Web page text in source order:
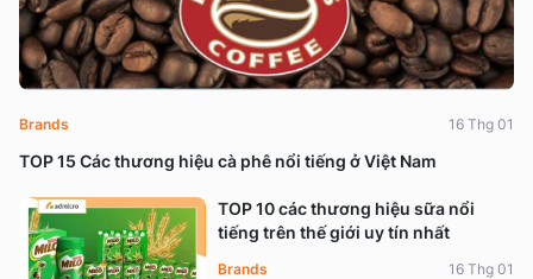
TOP 15 Các thương hiệu cà phê nổi tiếng ở Việt Nam
Brands 16 Thg 01
TOP 10 các thương hiệu sữa nổi
tiếng trên thế giới uy tín nhất
Brands 16 Thg 01